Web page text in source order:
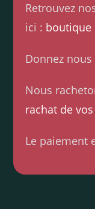
Retrouvez
ici : boutique
Donnez
Nous
rachat de
Le paiement